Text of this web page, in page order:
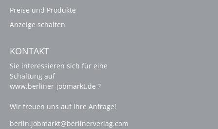
Preise und Produkte
Anzeige schalten
KONTAKT
Sie interessieren sich für eine
Schaltung auf
www.berliner-jobmarkt.de ?
Wir freuen uns auf Ihre Anfrage!
berlin.jobmarkt@berlinerverlag.com